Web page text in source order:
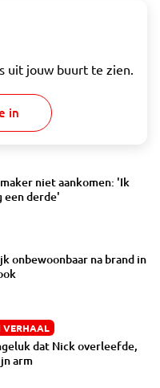
uit jouw buurt te zien.
in
niet aankomen: 'Ik
een derde'
onbewoonbaar na brand in
VERHAAL
dat Nick overleefde,
arm